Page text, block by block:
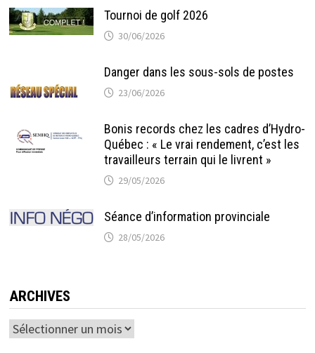
Tournoi de golf 2026
30/06/2026
Danger dans les sous-sols de postes
23/06/2026
Bonis records chez les cadres d’Hydro-
Québec : « Le vrai rendement, c’est les
travailleurs terrain qui le livrent »
29/05/2026
Séance d’information provinciale
28/05/2026
ARCHIVES
Archives